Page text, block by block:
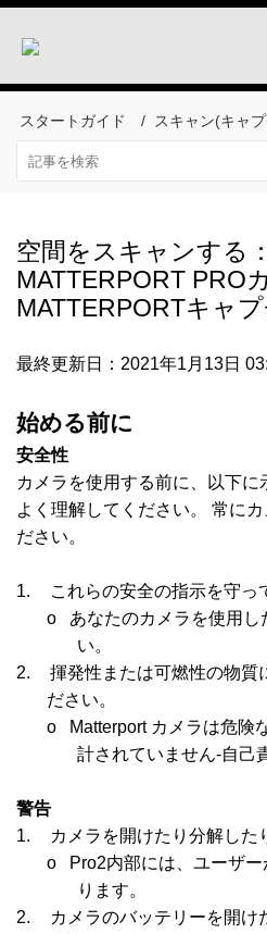
スタートガイド スキャン(キャ
空間をスキャンする：
MATTERPORT PRO
MATTERPORTキャ
最終更新日：2021年1月13日
始める前に
安全性
カメラを使用する前に、以下に
よく理解してください。 常に
ださい。
1.
これらの安全の指示を守っ
o
あなたのカメラを使用し
い。
2.
揮発性または可燃性の物質
ださい。
o
Matterport カメラは危険
計されていません-自己
警告
1.
カメラを開けたり分解した
o
Pro2内部には、ユーザ
ります。
2.
カメラのバッテリーを開け